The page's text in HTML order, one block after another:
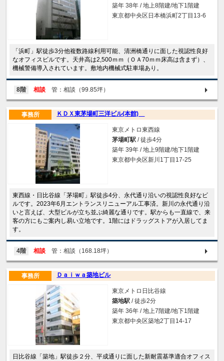
築年 38年 / 地上8階建/地下1階建
東京都中央区日本橋浜町2丁目13-6
「浜町」駅徒歩3分他複数路線利用可能、清洲橋通りに面した視認性良好
なオフィスビルです。天井高は2,500ｍｍ（ＯＡ70ｍｍ床高は含まず）、
機械警備導入されています。敷地内機械式駐車場あり。
8階 相談 管：相談（99.85坪）
ＫＤＸ東茅場町三洋ビル(本館)
事務所
東京メトロ東西線
茅場町駅 / 徒歩4分
築年 39年 / 地上9階建/地下1階建
東京都中央区新川1丁目17-25
東西線・日比谷線「茅場町」駅徒歩4分、永代通り沿いの視認性良好なビ
ルです。2023年6月エントランスリニューアル工事済。新川の永代通り沿
いと言えば、大型ビルが立ち並ぶ綺麗な通りです。駅からも一直線で、来
客の方にもご案内し易い立地です。1階にはドラッグストアが入居してま
す。
4階 相談 管：相談（168.18坪）
Ｄａｉｗａ築地ビル
事務所
東京メトロ日比谷線
築地駅 / 徒歩2分
築年 36年 / 地上7階建/地下1階建
東京都中央区築地2丁目14-17
日比谷線「築地」駅徒歩２分、平成通りに面した新耐震基準適合オフィス